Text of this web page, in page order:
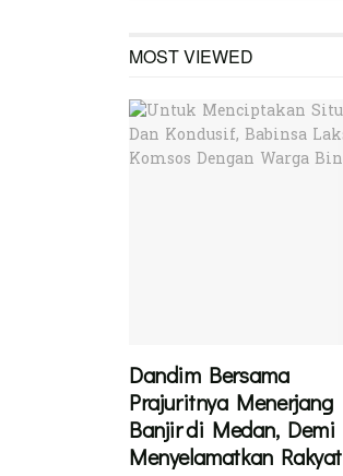
MOST VIEWED
Dandim Bersama
Prajuritnya Menerjang
Banjir di Medan, Demi
Menyelamatkan Rakyat